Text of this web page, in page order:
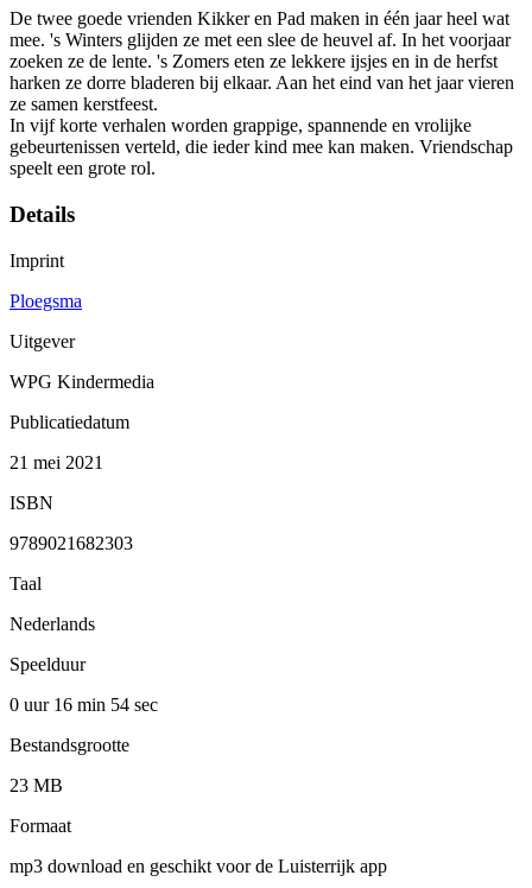
De twee goede vrienden Kikker en Pad maken in één jaar heel wat
mee. 's Winters glijden ze met een slee de heuvel af. In het voorjaar
zoeken ze de lente. 's Zomers eten ze lekkere ijsjes en in de herfst
harken ze dorre bladeren bij elkaar. Aan het eind van het jaar vieren
ze samen kerstfeest.
In vijf korte verhalen worden grappige, spannende en vrolijke
gebeurtenissen verteld, die ieder kind mee kan maken. Vriendschap
speelt een grote rol.
Details
Imprint
Ploegsma
Uitgever
WPG Kindermedia
Publicatiedatum
21 mei 2021
ISBN
9789021682303
Taal
Nederlands
Speelduur
0 uur 16 min 54 sec
Bestandsgrootte
23 MB
Formaat
mp3 download en geschikt voor de Luisterrijk app